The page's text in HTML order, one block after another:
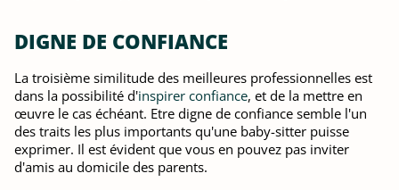
DIGNE DE CONFIANCE
La troisième similitude des meilleures professionnelles est
dans la possibilité d'inspirer confiance, et de la mettre en
œuvre le cas échéant. Etre digne de confiance semble l'un
des traits les plus importants qu'une baby-sitter puisse
exprimer. Il est évident que vous en pouvez pas inviter
d'amis au domicile des parents.